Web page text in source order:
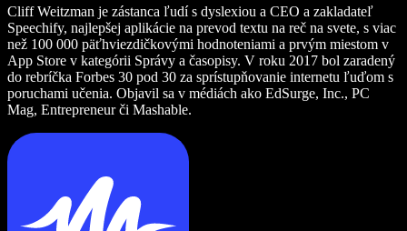
Cliff Weitzman je zástanca ľudí s dyslexiou a CEO a zakladateľ
Speechify, najlepšej aplikácie na prevod textu na reč na svete, s viac
než 100 000 päťhviezdičkovými hodnoteniami a prvým miestom v
App Store v kategórii Správy a časopisy. V roku 2017 bol zaradený
do rebríčka Forbes 30 pod 30 za sprístupňovanie internetu ľuďom s
poruchami učenia. Objavil sa v médiách ako EdSurge, Inc., PC
Mag, Entrepreneur či Mashable.